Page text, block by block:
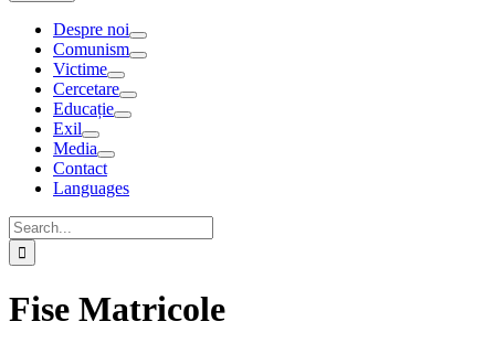
Despre noi
Comunism
Victime
Cercetare
Educație
Exil
Media
Contact
Languages
Search
for:
Fise Matricole